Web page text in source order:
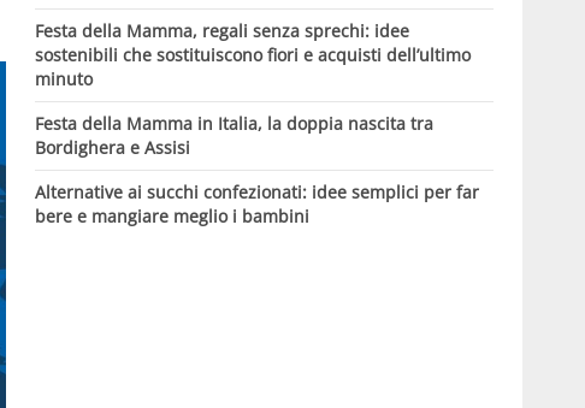
Festa della Mamma, regali senza sprechi: idee
sostenibili che sostituiscono fiori e acquisti dell’ultimo
minuto
Festa della Mamma in Italia, la doppia nascita tra
Bordighera e Assisi
Alternative ai succhi confezionati: idee semplici per far
bere e mangiare meglio i bambini